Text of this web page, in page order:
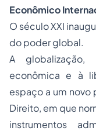
Econômico
O século XXI
do poder global.
A globalização,
econômica e à
espaço a um
Direito, em que
instrumentos